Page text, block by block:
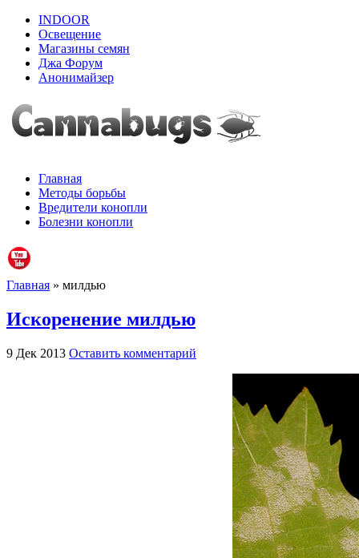
INDOOR
Освещение
Магазины семян
Джа Форум
Анонимайзер
Главная
Методы борьбы
Вредители конопли
Болезни конопли
Главная » милдью
Искоренение милдью
9 Дек 2013 Оставить комментарий